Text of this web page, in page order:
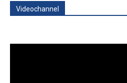
Videochannel